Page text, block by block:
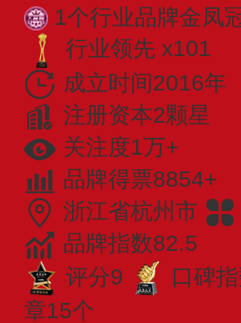
1个行业品牌金凤
行业领先 x101
成立时间2016年
注册资本2颗星
关注度1万+
品牌得票8854+
浙江省杭州市
品牌指数82.5
评分9
口碑
章15个